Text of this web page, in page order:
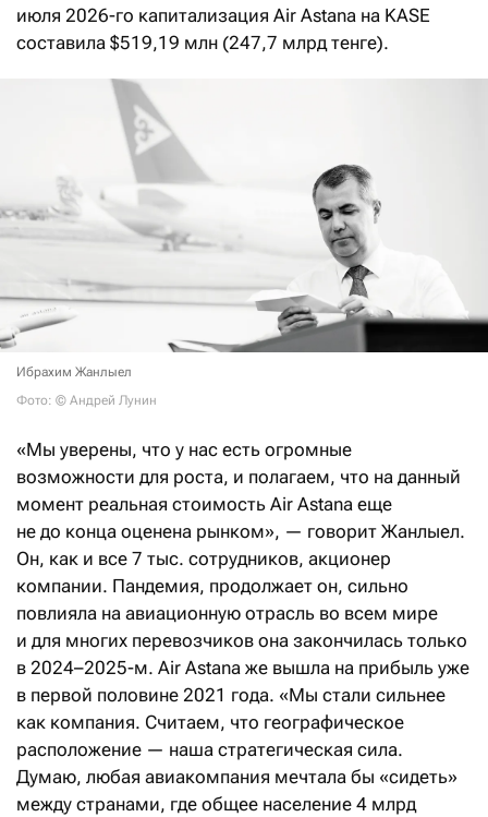
июля 2026-го капитализация Air Astana на KASE
составила $519,19 млн (247,7 млрд тенге).
Ибрахим Жанлыел
Фото: © Андрей Лунин
«Мы уверены, что у нас есть огромные
возможности для роста, и полагаем, что на данный
момент реальная стоимость Air Astana еще
не до конца оценена рынком», — говорит Жанлыел.
Он, как и все 7 тыс. сотрудников, акционер
компании. Пандемия, продолжает он, сильно
повлияла на авиационную отрасль во всем мире
и для многих перевозчиков она закончилась только
в 2024–2025-м. Air Astana же вышла на прибыль уже
в первой половине 2021 года. «Мы стали сильнее
как компания. Считаем, что географическое
расположение — наша стратегическая сила.
Думаю, любая авиакомпания мечтала бы «сидеть»
между странами, где общее население 4 млрд